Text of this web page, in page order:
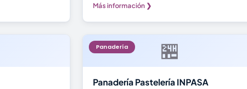
Más información ❯
🏪
Panadería
Panadería Pastelería INPASA